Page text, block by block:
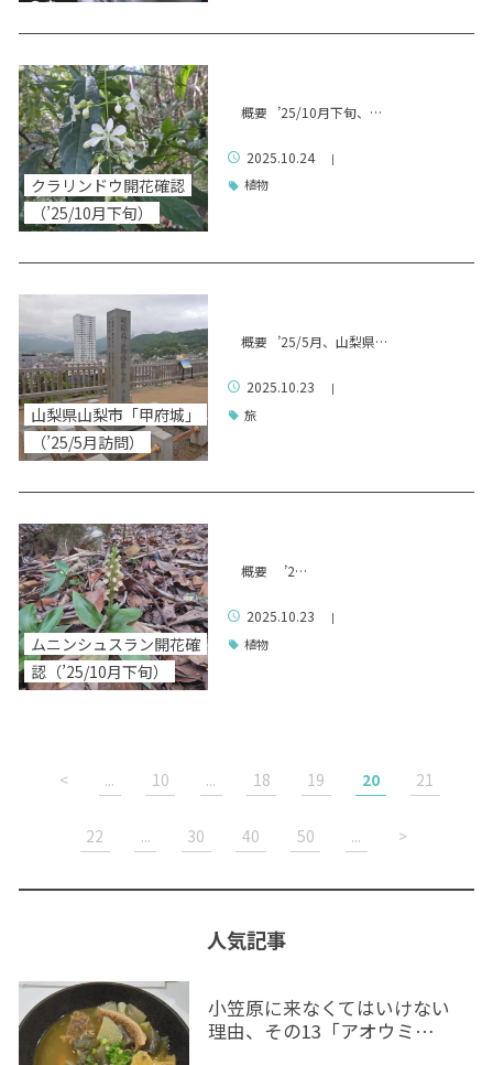
クラリンドウ開花確認
（’25/10月下旬）
概要 ’25/10月下旬、…
2025.10.24 |
植物
山梨県山梨市「甲府城」
（’25/5月訪問）
概要 ’25/5月、山梨県…
2025.10.23 |
旅
ムニンシュスラン開花確
認（’25/10月下旬）
概要 ’2…
2025.10.23 |
植物
< ... 10 ... 18 19 20 21
22 ... 30 40 50 ... >
人気記事
小笠原に来なくてはいけない
理由、その13「アオウミ…